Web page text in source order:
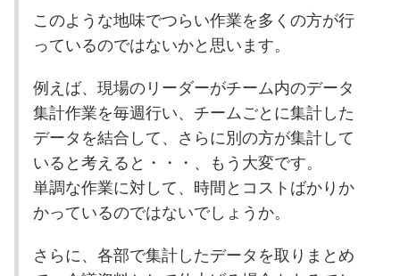
このような地味でつらい作業を多くの方が行
っているのではないかと思います。
例えば、現場のリーダーがチーム内のデータ
集計作業を毎週行い、チームごとに集計した
データを結合して、さらに別の方が集計して
いると考えると・・・、もう大変です。
単調な作業に対して、時間とコストばかりか
かっているのではないでしょうか。
さらに、各部で集計したデータを取りまとめ